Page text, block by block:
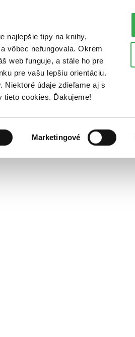
najlepšie tipy na knihy,
vôbec nefungovala. Okrem
web funguje, a stále ho pre
pre vašu lepšiu orientáciu.
Niektoré údaje zdieľame aj s
cookies. Ďakujeme!
Marketingové